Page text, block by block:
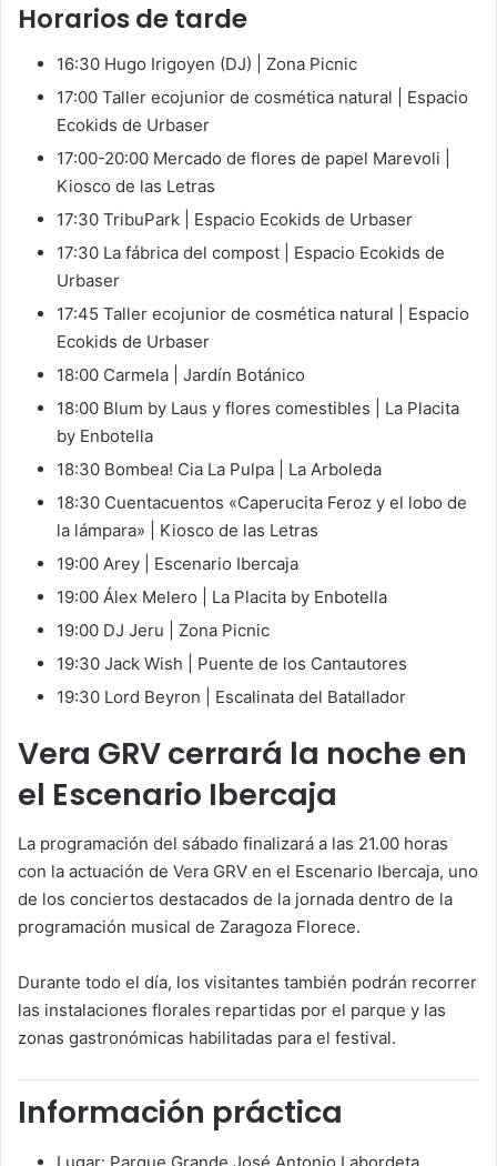
Horarios de tarde
16:30 Hugo Irigoyen (DJ) | Zona Picnic
17:00 Taller ecojunior de cosmética natural | Espacio
Ecokids de Urbaser
17:00-20:00 Mercado de flores de papel Marevoli |
Kiosco de las Letras
17:30 TribuPark | Espacio Ecokids de Urbaser
17:30 La fábrica del compost | Espacio Ecokids de
Urbaser
17:45 Taller ecojunior de cosmética natural | Espacio
Ecokids de Urbaser
18:00 Carmela | Jardín Botánico
18:00 Blum by Laus y flores comestibles | La Placita
by Enbotella
18:30 Bombea! Cia La Pulpa | La Arboleda
18:30 Cuentacuentos «Caperucita Feroz y el lobo de
la lámpara» | Kiosco de las Letras
19:00 Arey | Escenario Ibercaja
19:00 Álex Melero | La Placita by Enbotella
19:00 DJ Jeru | Zona Picnic
19:30 Jack Wish | Puente de los Cantautores
19:30 Lord Beyron | Escalinata del Batallador
Vera GRV cerrará la noche en
el Escenario Ibercaja
La programación del sábado finalizará a las 21.00 horas
con la actuación de Vera GRV en el Escenario Ibercaja, uno
de los conciertos destacados de la jornada dentro de la
programación musical de Zaragoza Florece.
Durante todo el día, los visitantes también podrán recorrer
las instalaciones florales repartidas por el parque y las
zonas gastronómicas habilitadas para el festival.
Información práctica
Lugar: Parque Grande José Antonio Labordeta